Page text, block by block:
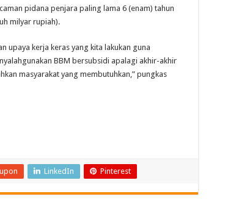
pidana penjara paling lama 6 (enam) tahun
milyar rupiah).
upaya kerja keras yang kita lakukan guna
BBM bersubsidi apalagi akhir-akhir
masyarakat yang membutuhkan,” pungkas
LinkedIn Pinterest